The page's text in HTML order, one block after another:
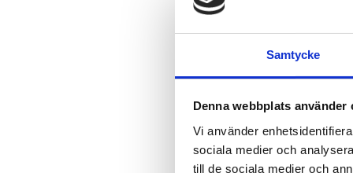
Samtycke
Denna webbplats använder
Vi använder
sociala medier och
till de sociala medier och